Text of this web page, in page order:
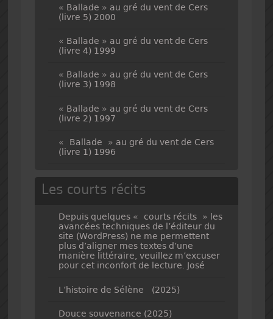
« Ballade » au gré du vent de Cers
(livre 5) 2000
« Ballade » au gré du vent de Cers
(livre 4) 1999
« Ballade » au gré du vent de Cers
(livre 3) 1998
« Ballade » au gré du vent de Cers
(livre 2) 1997
« Ballade » au gré du vent de Cers
(livre 1) 1996
Les courts récits
Depuis quelques « courts récits » les
avancées techniques de l’éditeur du
site (WordPress) ne me permettent
plus d’aligner mes textes d’une
manière littéraire, veuillez m’excuser
pour cet inconfort de lecture. José
L’histoire de Sélène (2025)
Douce souvenance (2025)